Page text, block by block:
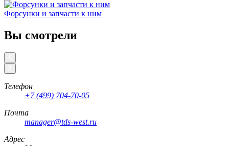
Форсунки и запчасти к ним
Вы смотрели
Телефон
+7 (499) 704-70-05
Почта
manager@tds-west.ru
Адрес